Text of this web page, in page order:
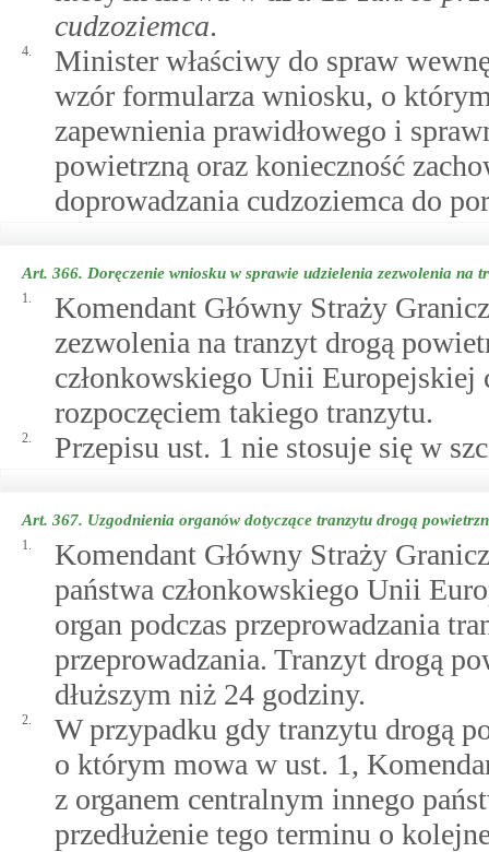
cudzoziemca.
4.
Minister właściwy do spraw
wzór formularza wniosku, o
zapewnienia prawidłowego i
powietrzną oraz konieczność
doprowadzania cudzoziemca do
Art. 366. Doręczenie wniosku w sprawie udzielenia zezwolenia na
1.
Komendant Główny Straży
zezwolenia na tranzyt drogą
członkowskiego Unii
rozpoczęciem takiego tranzytu.
2. Przepisu ust. 1 nie stosuje się w
Art. 367. Uzgodnienia organów dotyczące tranzytu drogą
1.
Komendant Główny Straży
państwa członkowskiego Unii
organ podczas przeprowadzania
przeprowadzania. Tranzyt drogą
dłuższym niż 24 godziny.
2.
W przypadku gdy tranzytu drogą
o którym mowa w ust. 1,
z organem centralnym innego
przedłużenie tego terminu o